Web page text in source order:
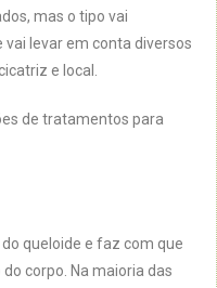
mas o tipo vai
levar em conta diversos
e local.
de tratamentos para
queloide e faz com que
corpo. Na maioria das